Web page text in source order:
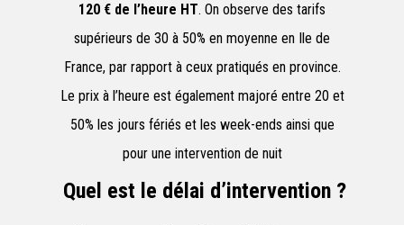
120 € de l’heure HT. On observe des tarifs
supérieurs de 30 à 50% en moyenne en Ile de
France, par rapport à ceux pratiqués en province.
Le prix à l’heure est également majoré entre 20 et
50% les jours fériés et les week-ends ainsi que
pour une intervention de nuit
Quel est le délai d’intervention ?